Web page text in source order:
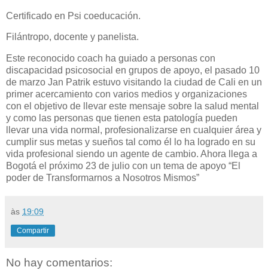
Certificado en Psi coeducación.
Filántropo, docente y panelista.
Este reconocido coach ha guiado a personas con
discapacidad psicosocial en grupos de apoyo, el pasado 10
de marzo Jan Patrik estuvo visitando la ciudad de Cali en un
primer acercamiento con varios medios y organizaciones
con el objetivo de llevar este mensaje sobre la salud mental
y como las personas que tienen esta patología pueden
llevar una vida normal, profesionalizarse en cualquier área y
cumplir sus metas y sueños tal como él lo ha logrado en su
vida profesional siendo un agente de cambio. Ahora llega a
Bogotá el próximo 23 de julio con un tema de apoyo “El
poder de Transformarnos a Nosotros Mismos”
às 19:09
Compartir
No hay comentarios: